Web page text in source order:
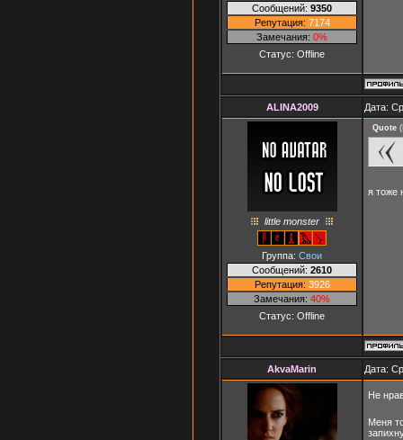
Сообщений: 9350
Репутация: 7174
Замечания: 0%
Статус: Offline
ALINA2009 Дата:
little monster
Группа: Свои
Сообщений: 2610
Репутация: 3926
Замечания: 40%
Статус: Offline
Quote (
я тоже
AkvaMarin Дата:
Не
Меня